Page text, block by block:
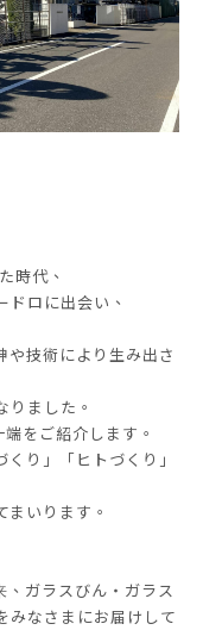
時代、
ロに出会い、
や技術により生み出さ
ました。
をご紹介します。
り」「ヒトづくり」
いります。
ガラスびん・ガラス
みなさまにお届けして